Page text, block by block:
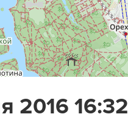
2016 16:32